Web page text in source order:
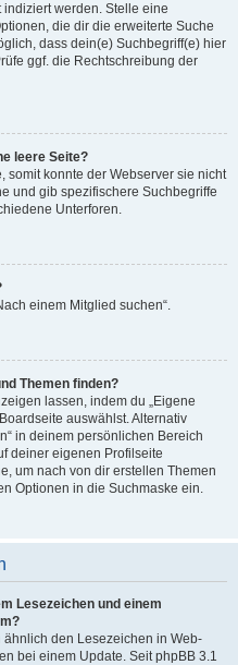
werden. Stelle eine
die dir die erweiterte Suche
dass dein(e) Suchbegriff(e) hier
ggf. die Rechtschreibung der
leere Seite?
somit konnte der Webserver sie nicht
und gib spezifischere Suchbegriffe
Unterforen.
einem Mitglied suchen“.
Themen finden?
lassen, indem du „Eigene
auswählst. Alternativ
in deinem persönlichen Bereich
deiner eigenen Profilseite
um nach von dir erstellen Themen
Optionen in die Suchmaske ein.
Lesezeichen und einem
ähnlich den Lesezeichen in Web-
bei einem Update. Seit phpBB 3.1